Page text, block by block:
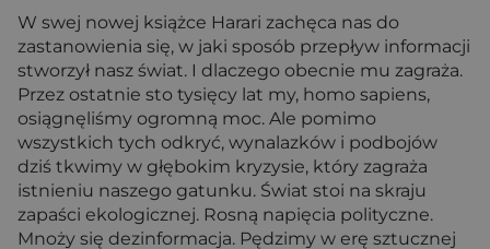
W swej nowej książce Harari zachęca nas do
zastanowienia się, w jaki sposób przepływ informacji
stworzył nasz świat. I dlaczego obecnie mu zagraża.
Przez ostatnie sto tysięcy lat my, homo sapiens,
osiągnęliśmy ogromną moc. Ale pomimo
wszystkich tych odkryć, wynalazków i podbojów
dziś tkwimy w głębokim kryzysie, który zagraża
istnieniu naszego gatunku. Świat stoi na skraju
zapaści ekologicznej. Rosną napięcia polityczne.
Mnoży się dezinformacja. Pędzimy w erę sztucznej